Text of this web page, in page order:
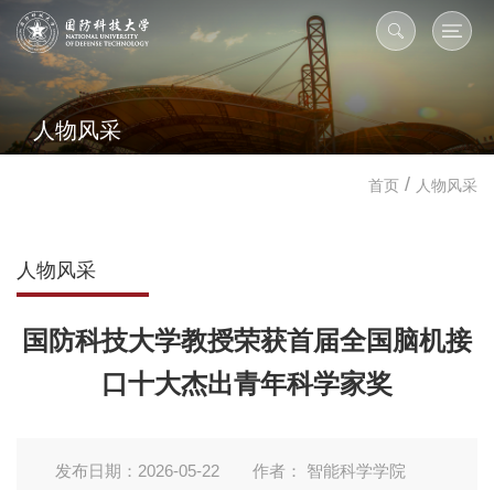
人物风采
首页 / 人物风采
人物风采
国防科技大学教授荣获首届全国脑机接
口十大杰出青年科学家奖
发布日期：2026-05-22
作者： 智能科学学院